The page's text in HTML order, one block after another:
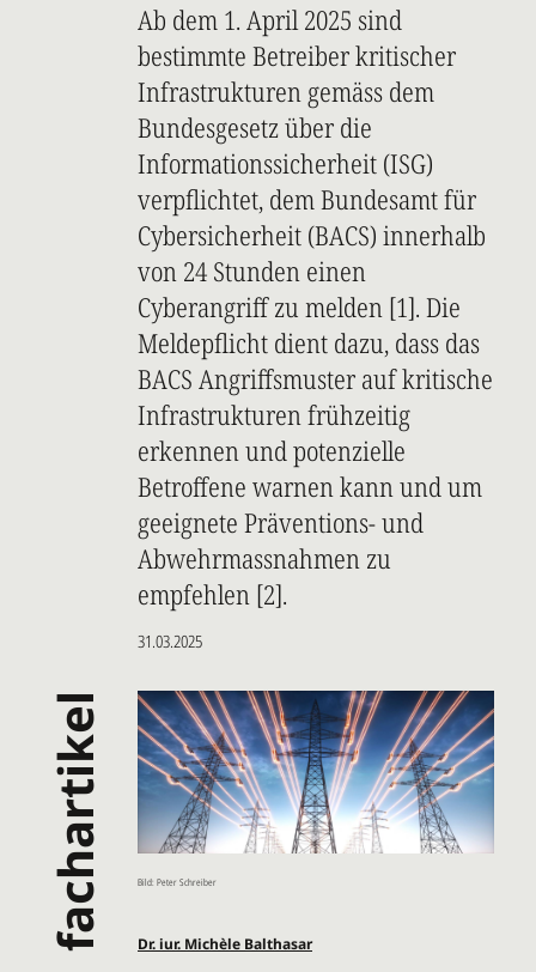
fachartikel
Ab dem 1. April 2025 sind
bestimmte Betreiber kritischer
Infrastrukturen gemäss dem
Bundesgesetz über die
Informationssicherheit (ISG)
verpflichtet, dem Bundesamt für
Cybersicherheit (BACS) innerhalb
von 24 Stunden einen
Cyberangriff zu melden [1]. Die
Meldepflicht dient dazu, dass das
BACS Angriffsmuster auf kritische
Infrastrukturen frühzeitig
erkennen und potenzielle
Betroffene warnen kann und um
geeignete Präventions- und
Abwehrmassnahmen zu
empfehlen [2].
31.03.2025
Bild: Peter Schreiber
Dr. iur. Michèle Balthasar